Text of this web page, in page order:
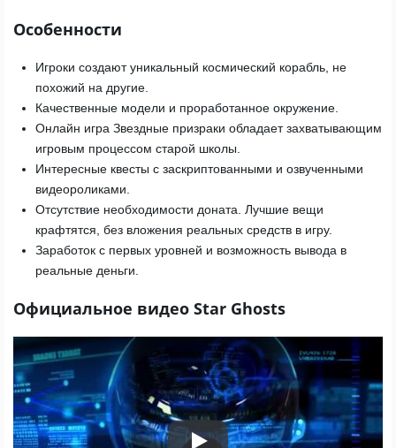
Особенности
Игроки создают уникальный космический корабль, не
похожий на другие.
Качественные модели и проработанное окружение.
Онлайн игра Звездные призраки обладает захватывающим
игровым процессом старой школы.
Интересные квесты с заскриптованными и озвученными
видеороликами.
Отсутствие необходимости доната. Лучшие вещи
крафтятся, без вложения реальных средств в игру.
Заработок с первых уровней и возможность вывода в
реальные деньги.
Официальное видео Star Ghosts